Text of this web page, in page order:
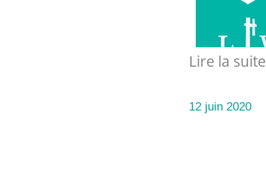
Lire la suite
12 juin 2020